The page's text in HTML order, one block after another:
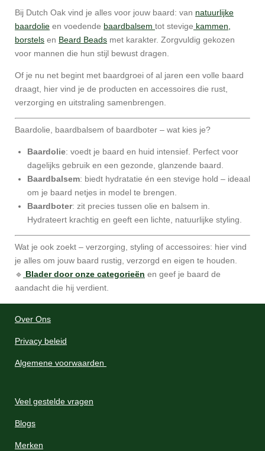
Bij Dutch Oak vind je alles voor jouw baard: van natuurlijke
baardolie en voedende baardbalsem tot stevige kammen,
borstels en Beard Beads met karakter. Zorgvuldig gekozen
voor mannen die hun stijl bewust dragen.
Of je nu net begint met baardgroei of al jaren een volle baard
draagt, hier vind je de producten en accessoires die rust,
verzorging en uitstraling samenbrengen.
Baardolie, baardbalsem of baardboter – wat kies je?
Baardolie: voedt je baard en huid intensief. Perfect voor
dagelijks gebruik en een gezonde, glanzende baard.
Baardbalsem: biedt hydratatie én een stevige hold – ideaal
om je baard netjes in model te brengen.
Baardboter: zit precies tussen olie en balsem in.
Hydrateert krachtig en geeft een lichte, natuurlijke styling.
Wat je ook zoekt – verzorging, styling of accessoires: hier vind
je alles om jouw baard rustig, verzorgd en eigen te houden.
🔹 Blader door onze categorieën en geef je baard de
aandacht die hij verdient.
Over Ons
Privacy beleid
Algemene voorwaarden
Veel gestelde vragen
Blogs
Merken